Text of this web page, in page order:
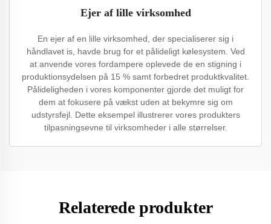
Ejer af lille virksomhed
En ejer af en lille virksomhed, der specialiserer sig i
håndlavet is, havde brug for et pålideligt kølesystem. Ved
at anvende vores fordampere oplevede de en stigning i
produktionsydelsen på 15 % samt forbedret produktkvalitet.
Pålideligheden i vores komponenter gjorde det muligt for
dem at fokusere på vækst uden at bekymre sig om
udstyrsfejl. Dette eksempel illustrerer vores produkters
tilpasningsevne til virksomheder i alle størrelser.
Relaterede produkter